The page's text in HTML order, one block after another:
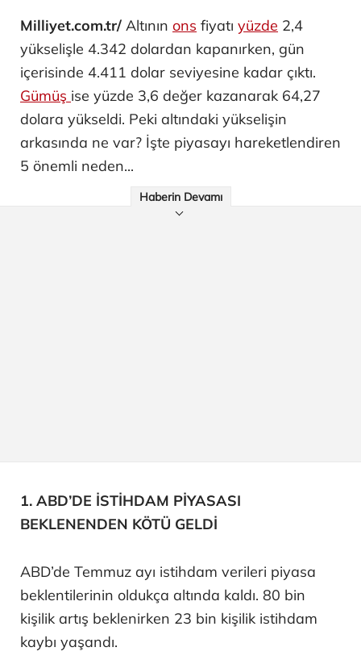
Milliyet.com.tr/ Altının ons fiyatı yüzde 2,4
yükselişle 4.342 dolardan kapanırken, gün
içerisinde 4.411 dolar seviyesine kadar çıktı.
Gümüş ise yüzde 3,6 değer kazanarak 64,27
dolara yükseldi. Peki altındaki yükselişin
arkasında ne var? İşte piyasayı hareketlendiren
5 önemli neden...
Haberin Devamı
1. ABD’DE İSTİHDAM PİYASASI
BEKLENENDEN KÖTÜ GELDİ
ABD’de Temmuz ayı istihdam verileri piyasa
beklentilerinin oldukça altında kaldı. 80 bin
kişilik artış beklenirken 23 bin kişilik istihdam
kaybı yaşandı.